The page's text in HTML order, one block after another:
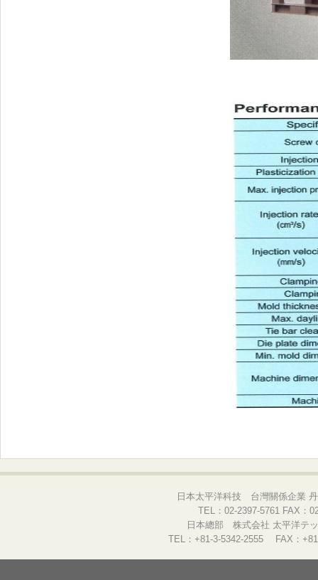
日本太平洋科技 台灣關係企業
TEL：02-2397-5761 FAX：
日本總部 株式会社 太平洋テ
TEL：+81-3-5342-2555 FAX：